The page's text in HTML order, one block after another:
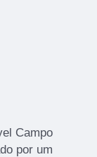
Campo
por um